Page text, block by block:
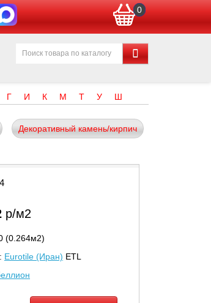
0
Г И К М Т У Ш
Декоративный камень/кирпич
р/м2
(0.264м2)
Eurotile (Иран) ETL